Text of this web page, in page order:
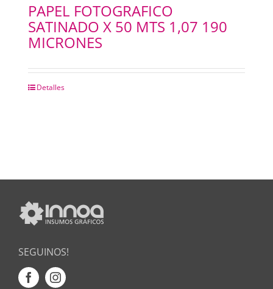
PAPEL FOTOGRAFICO
SATINADO X 50 MTS 1,07 190
MICRONES
Detalles
SEGUINOS!